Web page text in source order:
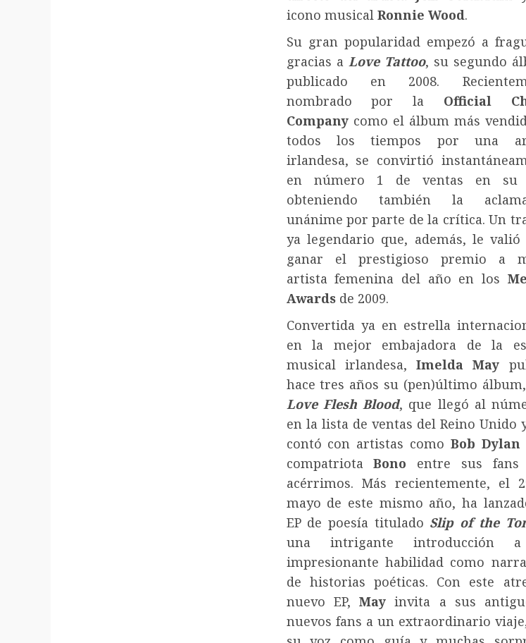
icono musicalRonnie Wood.
Su gran popularidad empezó a
gracias a Love Tattoo, su segundo
publicado en 2008.
nombrado por la Official
Companycomo el álbum más
todos los tiempos por una
irlandesa, se convirtió
en número 1 de ventas en su
obteniendo también la
unánime por parte de la crítica. Un
ya legendario que, además, le valió
ganar el prestigioso premio a
artista femenina del año en los
Awardsde 2009.
Convertida ya en estrella
en la mejor embajadora de la
musical irlandesa,Imelda May
hace tres años su (pen)último álbum,
Love Flesh Blood, que llegó al
en la lista de ventas del Reino Unido
contó con artistas comoBob Dylan
compatriotaBono entre sus fans
acérrimos. Más recientemente, el
mayo de este mismo año, ha
EP de poesía titulado Slip of the
una intrigante introducción
impresionante habilidad como
de historias poéticas. Con este
nuevo EP,Mayinvita a sus
nuevos fans a un extraordinario